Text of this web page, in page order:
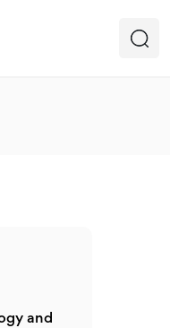
and